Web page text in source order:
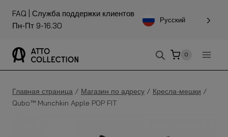
содержанию
FAQ | Служба поддержки клиентов
Пн-Пт 9-16.30
Русский
0
Главная страница / Магазин по адресу / Кресла-мешки /
Qubo™ Munchkin Apple POP FIT